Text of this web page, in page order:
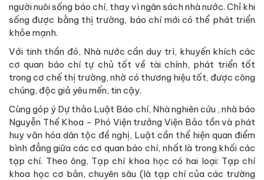
người nuôi sống báo chí, thay vì ngân sách nhà nước. Chỉ khi
sống được bằng thị trường, báo chí mới có thể phát triển
khỏe mạnh.
Với tinh thần đó, Nhà nước cần duy trì, khuyến khích các
cơ quan báo chí tự chủ tốt về tài chính, phát triển tốt
trong cơ chế thị trường, nhờ có thương hiệu tốt, được công
chúng, độc giả yêu mến, tin cậy.
Cùng góp ý Dự thảo Luật Báo chí, Nhà nghiên cứu , nhà báo
Nguyễn Thế Khoa - Phó Viện trưởng Viện Bảo tồn và phát
huy văn hóa dân tộc đề nghị, Luật cần thể hiện quan điểm
bình đẳng giữa các cơ quan báo chí, nhất là trong khối các
tạp chí. Theo ông, Tạp chí khoa học có hai loại: Tạp chí
khoa học cơ bản, chuyên sâu (là tạp chí của các trường